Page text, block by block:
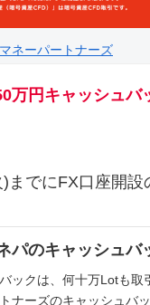
マネーパートナーズ
万円キャッシュバ
でにFX口座開設
パのキャッシュバ
ックは、何十万Lotも
ナーズのキャッシュバ